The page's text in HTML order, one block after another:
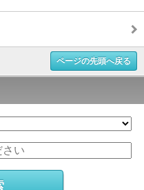
ページの先頭へ戻る